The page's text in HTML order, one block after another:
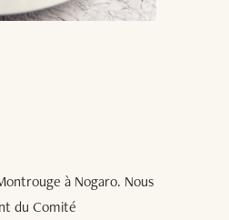
à Nogaro. Nous
du Comité